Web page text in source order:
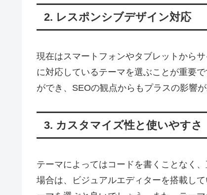
2. レスポンシブデザイン対応
現在はスマートフォンやタブレットから
に対応しているテーマを選ぶことが重要
ができ、SEOの観点からもプラスの影響が
3. カスタマイズ性と使いやすさ
テーマによってはコードを書くことなく
場合は、ビジュアルエディターを搭載し